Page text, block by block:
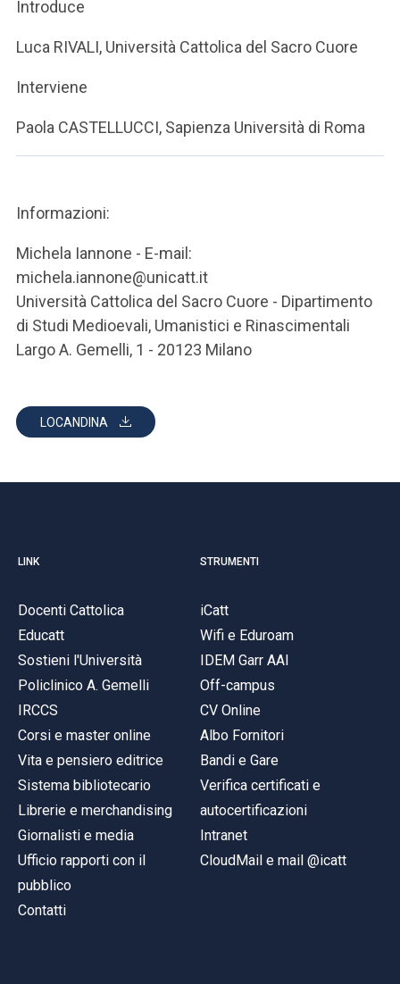
SEI UN DOCENTE O UN MEMBRO DELLO STAFF
ACCEDI A CLOUDMAIL
Introduce
Luca RIVALI, Università Cattolica del Sacro Cuore
Interviene
Paola CASTELLUCCI, Sapienza Università di Roma
Informazioni:
Michela Iannone - E-mail:
michela.iannone@unicatt.it
Università Cattolica del Sacro Cuore - Dipartimento
di Studi Medioevali, Umanistici e Rinascimentali
Largo A. Gemelli, 1 - 20123 Milano
LOCANDINA
LINK
Docenti Cattolica
Educatt
Sostieni l'Università
Policlinico A. Gemelli
IRCCS
Corsi e master online
Vita e pensiero editrice
Sistema bibliotecario
Librerie e merchandising
Giornalisti e media
Ufficio rapporti con il
pubblico
Contatti
STRUMENTI
iCatt
Wifi e Eduroam
IDEM Garr AAI
Off-campus
CV Online
Albo Fornitori
Bandi e Gare
Verifica certificati e
autocertificazioni
Intranet
CloudMail e mail @icatt